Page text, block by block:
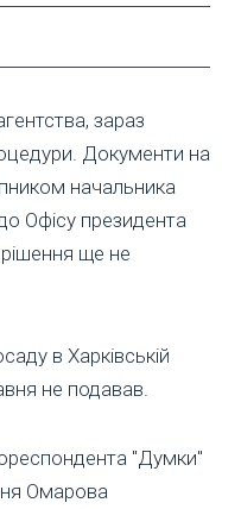
зараз
Документи на
начальника
Офісу президента
ще не
в Харківській
не подавав.
"Думки"
Омарова